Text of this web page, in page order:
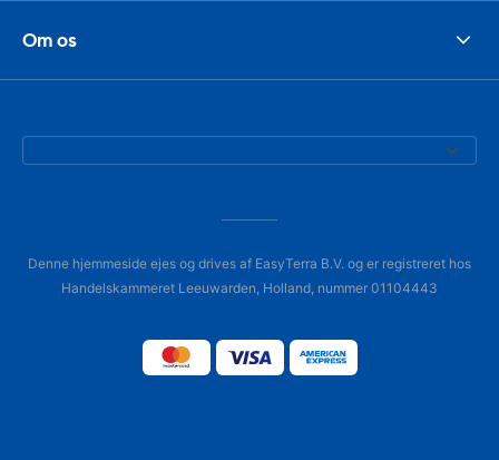
Om os
Denne hjemmeside ejes og drives af EasyTerra B.V. og er registreret hos
Handelskammeret Leeuwarden, Holland, nummer 01104443